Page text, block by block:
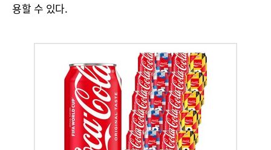
용할 수 있다.